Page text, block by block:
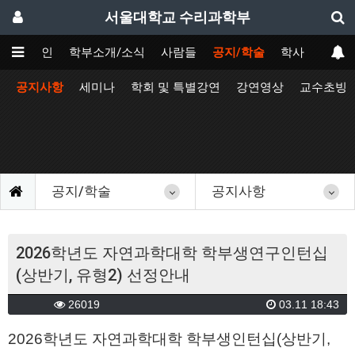
서울대학교 수리과학부
메인 학부소개/소식 사람들 공지/학술 학사
공지사항 세미나 학회 및 특별강연 강연영상 교수초빙
공지/학술 공지사항
2026학년도 자연과학대학 학부생연구인턴십
(상반기, 유형2) 선정안내
26019 03.11 18:43
2026학년도 자연과학대학 학부생인턴십(상반기,